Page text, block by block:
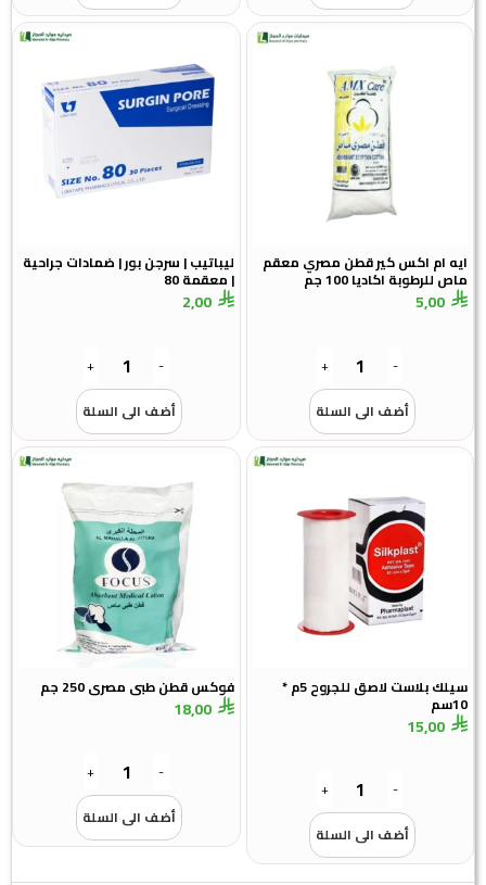
ايه ام اكس كير قطن مصري معقم
ماص للرطوبة اكاديا 100 جم
5,00
-
+
أضف الى السلة
ليباتيب | سرجن بور | ضمادات جراحية
| معقمة 80
2,00
-
+
أضف الى السلة
سيلك بلاست لاصق للجروح 5م *
10سم
15,00
-
+
أضف الى السلة
فوكس قطن طبى مصرى 250 جم
18,00
-
+
أضف الى السلة